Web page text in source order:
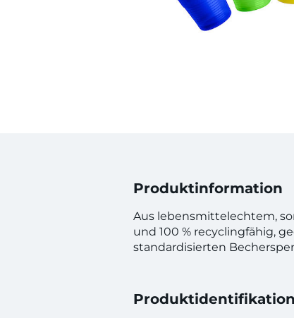
Produktinformation
Aus lebensmittelechtem,
und 100 % recyclingfähig,
standardisierten
Produktidentifikation